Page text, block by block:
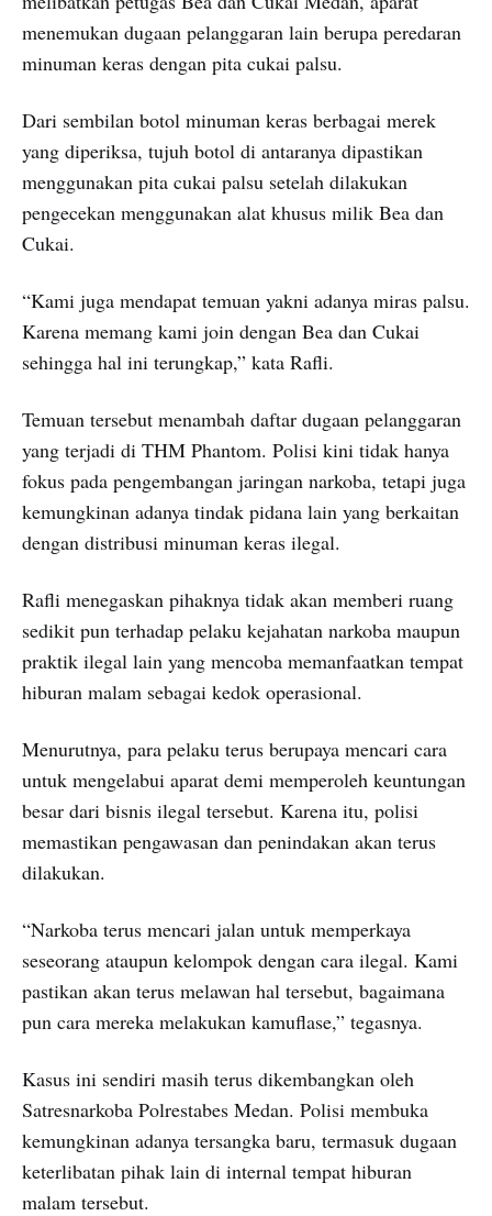
menemukan dugaan pelanggaran lain berupa peredaran
minuman keras dengan pita cukai palsu.
Dari sembilan botol minuman keras berbagai merek
yang diperiksa, tujuh botol di antaranya dipastikan
menggunakan pita cukai palsu setelah dilakukan
pengecekan menggunakan alat khusus milik Bea dan
Cukai.
“Kami juga mendapat temuan yakni adanya miras palsu.
Karena memang kami join dengan Bea dan Cukai
sehingga hal ini terungkap,” kata Rafli.
Temuan tersebut menambah daftar dugaan pelanggaran
yang terjadi di THM Phantom. Polisi kini tidak hanya
fokus pada pengembangan jaringan narkoba, tetapi juga
kemungkinan adanya tindak pidana lain yang berkaitan
dengan distribusi minuman keras ilegal.
Rafli menegaskan pihaknya tidak akan memberi ruang
sedikit pun terhadap pelaku kejahatan narkoba maupun
praktik ilegal lain yang mencoba memanfaatkan tempat
hiburan malam sebagai kedok operasional.
Menurutnya, para pelaku terus berupaya mencari cara
untuk mengelabui aparat demi memperoleh keuntungan
besar dari bisnis ilegal tersebut. Karena itu, polisi
memastikan pengawasan dan penindakan akan terus
dilakukan.
“Narkoba terus mencari jalan untuk memperkaya
seseorang ataupun kelompok dengan cara ilegal. Kami
pastikan akan terus melawan hal tersebut, bagaimana
pun cara mereka melakukan kamuflase,” tegasnya.
Kasus ini sendiri masih terus dikembangkan oleh
Satresnarkoba Polrestabes Medan. Polisi membuka
kemungkinan adanya tersangka baru, termasuk dugaan
keterlibatan pihak lain di internal tempat hiburan
malam tersebut.